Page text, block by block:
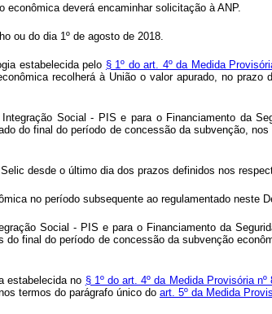
econômica deverá encaminhar solicitação à ANP.
ou do dia 1º de agosto de 2018.
estabelecida pelo § 1º do art. 4º da Medida
recolherá à União o valor apurado, no
Social - PIS e para o Financiamento da
do final do período de concessão da subvenção,
desde o último dia dos prazos definidos nos
no período subsequente ao regulamentado neste
Social - PIS e para o Financiamento da
final do período de concessão da subvenção
estabelecida no § 1º do art. 4º da Medida Provisória nº
termos do parágrafo único do art. 5º da Medida